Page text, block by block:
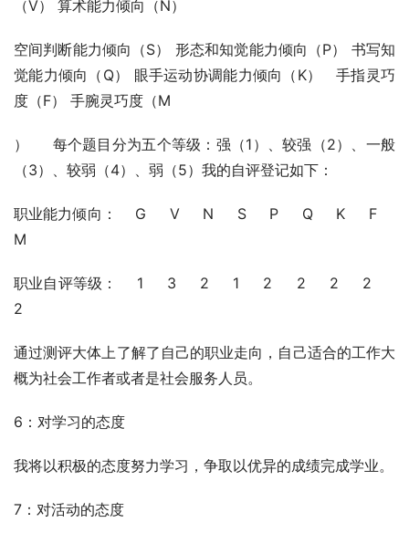
（V） 算术能力倾向（N）
空间判断能力倾向（S） 形态和知觉能力倾向（P） 书写知
觉能力倾向（Q） 眼手运动协调能力倾向（K）   手指灵巧
度（F） 手腕灵巧度（M
）     每个题目分为五个等级：强（1）、较强（2）、一般
（3）、较弱（4）、弱（5）我的自评登记如下：
职业能力倾向：    G     V     N     S     P     Q     K     F
M
职业自评等级：    1     3     2     1     2     2     2     2
2
通过测评大体上了解了自己的职业走向，自己适合的工作大
概为社会工作者或者是社会服务人员。
6：对学习的态度
我将以积极的态度努力学习，争取以优异的成绩完成学业。
7：对活动的态度